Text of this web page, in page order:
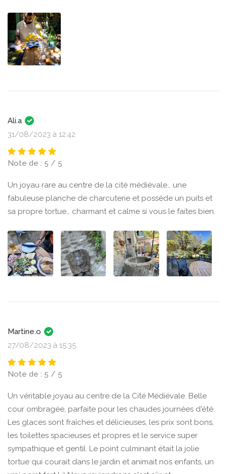
Ali.a
31/08/2023 à 12:42
Note de : 5 / 5
Un joyau rare au centre de la cité médiévale… une
fabuleuse planche de charcuterie et possède un puits et
sa propre tortue… charmant et calme si vous le faites bien.
Martine.o
27/08/2023 à 15:35
Note de : 5 / 5
Un véritable joyau au centre de la Cité Médiévale. Belle
cour ombragée, parfaite pour les chaudes journées d'été.
Les glaces sont fraîches et délicieuses, les prix sont bons,
les toilettes spacieuses et propres et le service super
sympathique et gentil. Le point culminant était la jolie
tortue qui courait dans le jardin et animait nos enfants, un